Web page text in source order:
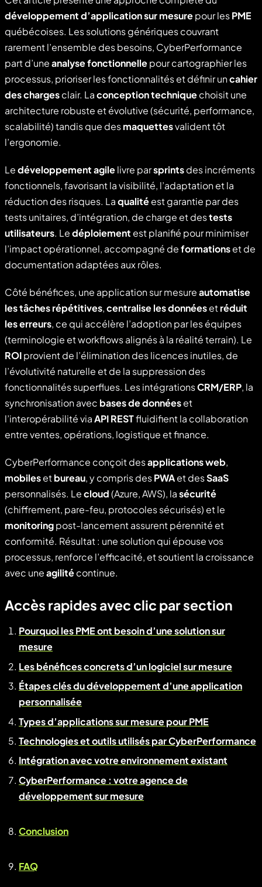
développement d’application sur mesurepour lesPME
québécoises. Les solutions génériques couvrant
rarement l’ensemble des besoins, CyberPerformance
part d’uneanalyse fonctionnellepour cartographier les
processus, prioriser les fonctionnalités et définir uncahier
des chargesclair. Laconception techniquechoisit une
architecture robuste et évolutive (sécurité, performance,
scalabilité) tandis que desmaquettesvalident tôt
l’ergonomie.
Ledéveloppement agilelivre parsprintsdes incréments
fonctionnels, favorisant la visibilité, l’adaptation et la
réduction des risques. Laqualitéest garantie par des
tests unitaires, d’intégration, de charge et destests
utilisateurs. Ledéploiementest planifié pour minimiser
l’impact opérationnel, accompagné deformationset de
documentation adaptées aux rôles.
Côté bénéfices, une application sur mesureautomatise
les tâches répétitives,centralise les donnéesetréduit
les erreurs, ce qui accélère l’adoption par les équipes
(terminologie et workflows alignés à la réalité terrain). Le
ROIprovient de l’élimination des licences inutiles, de
l’évolutivité naturelle et de la suppression des
fonctionnalités superflues. Les intégrationsCRM/ERP, la
synchronisation avec bases de donnéeset
l’interopérabilité viaAPI RESTfluidifient la collaboration
entre ventes, opérations, logistique et finance.
CyberPerformance conçoit desapplications web,
mobilesetbureau, y compris desPWAet desSaaS
personnalisés. Lecloud(Azure, AWS), lasécurité
(chiffrement, pare-feu, protocoles sécurisés) et le
monitoringpost-lancement assurent pérennité et
conformité. Résultat : une solution qui épouse vos
processus, renforce l’efficacité, et soutient la croissance
avec uneagilitécontinue.
Accès rapides avec clic par section
Pourquoi les PME ont besoin d’une solution sur
mesure
Les bénéfices concrets d’un logiciel sur mesure
Étapes clés du développement d’une application
personnalisée
Types d’applications sur mesure pour PME
Technologies et outils utilisés par CyberPerformance
Intégration avec votre environnement existant
CyberPerformance : votre agence de
développement sur mesure
Conclusion
FAQ